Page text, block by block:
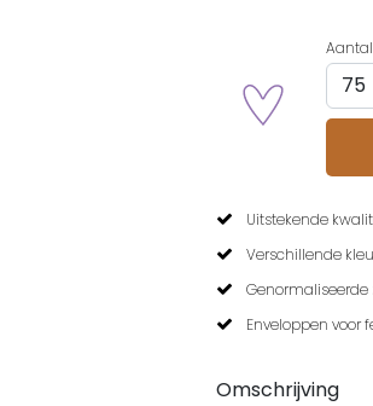
zet op
Aantal
Uitstekende
Verschillende
Genormaliseerde
Enveloppen voor
Omschrijving